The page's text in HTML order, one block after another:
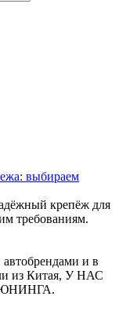
выбираем
крепёж для
требованиям.
и в
из Китая, У НАС